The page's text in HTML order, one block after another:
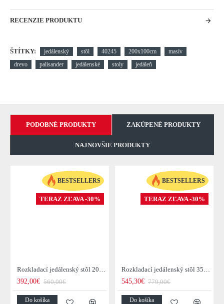
RECENZIE PRODUKTU
ŠTÍTKY: jedálenský stôl 40245 200x100cm
masív
drevo
palisander jedálenské stoly jedáleň
PODOBNÉ PRODUKTY ZAKÚPENÉ PRODUKTY
NAJNOVŠIE PRODUKTY
BESTSELLERS
TERAZ ZĽAVA -30%
Rozkladací jedálenský stôl 20976 120/200x80cm Masív drevo Palisander
392,00€ 560,00€
Do košíka
BESTSELLERS
TERAZ ZĽAVA -30%
Rozkladací jedálenský stôl 35299 160/240x100cm Masív drevo Palisander
545,30€ 779,00€
Do košíka